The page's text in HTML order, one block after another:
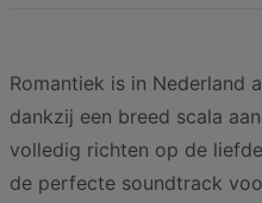
Romantiek is in Nederland
dankzij een breed scala
volledig richten op de
de perfecte soundtrack